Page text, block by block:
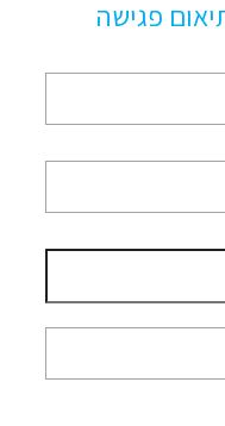
פגישה